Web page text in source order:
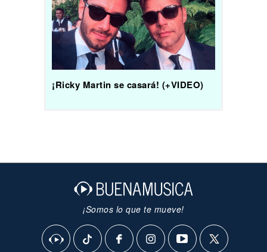
¡Ricky Martin se casará! (+VIDEO)
¡Somos lo que te mueve!